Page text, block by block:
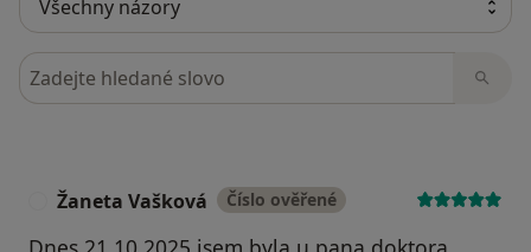
Hledejte v názorech
Žaneta Vašková Číslo ověřené